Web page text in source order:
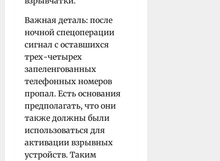
Важная деталь: после
ночной спецоперации
сигнал с оставшихся
трех-четырех
запеленгованных
телефонных номеров
пропал. Есть основания
предполагать, что они
также должны были
использоваться для
активации взрывных
устройств. Таким